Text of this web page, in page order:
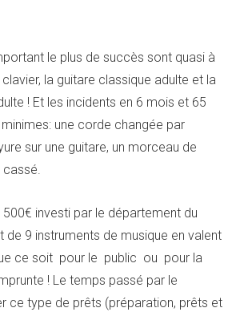
le plus de succès sont quasi à
clavier, la guitare classique adulte et la
! Et les incidents en 6 mois et 65
une corde changée par
sur une guitare, un morceau de
cassé.
investi par le département du
de 9 instruments de musique en valent
ce soit pour le public ou pour la
! Le temps passé par le
ce type de prêts (préparation, prêts et